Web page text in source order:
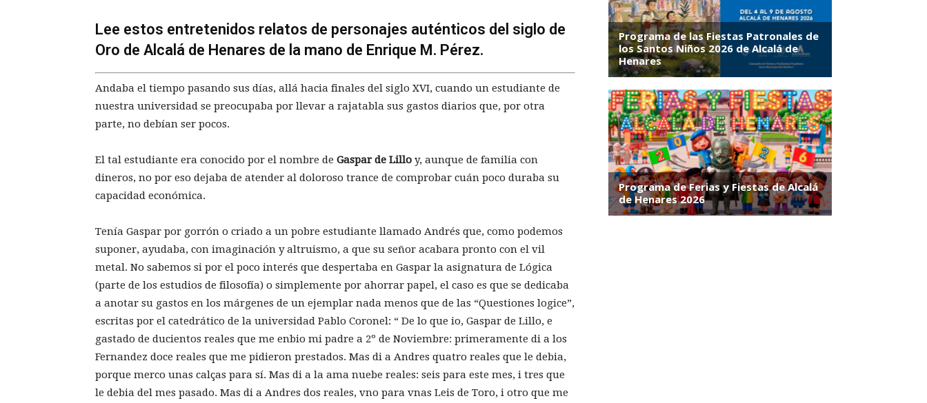
Lee estos entretenidos relatos de personajes auténticos del siglo de
Oro de Alcalá de Henares de la mano de Enrique M. Pérez.
Andaba el tiempo pasando sus días, allá hacia finales del siglo XVI, cuando un estudiante de
nuestra universidad se preocupaba por llevar a rajatabla sus gastos diarios que, por otra
parte, no debían ser pocos.
El tal estudiante era conocido por el nombre de Gaspar de Lillo y, aunque de familia con
dineros, no por eso dejaba de atender al doloroso trance de comprobar cuán poco duraba su
capacidad económica.
Tenía Gaspar por gorrón o criado a un pobre estudiante llamado Andrés que, como podemos
suponer, ayudaba, con imaginación y altruismo, a que su señor acabara pronto con el vil
metal. No sabemos si por el poco interés que despertaba en Gaspar la asignatura de Lógica
(parte de los estudios de filosofía) o simplemente por ahorrar papel, el caso es que se dedicaba
a anotar su gastos en los márgenes de un ejemplar nada menos que de las “Questiones logice”,
escritas por el catedrático de la universidad Pablo Coronel: “ De lo que io, Gaspar de Lillo, e
gastado de ducientos reales que me enbio mi padre a 2º de Noviembre: primeramente di a los
Fernandez doce reales que me pidieron prestados. Mas di a Andres quatro reales que le debia,
porque merco unas calças para sí. Mas di a la ama nuebe reales: seis para este mes, i tres que
le debia del mes pasado. Mas di a Andres dos reales, vno para vnas Leis de Toro, i otro que me